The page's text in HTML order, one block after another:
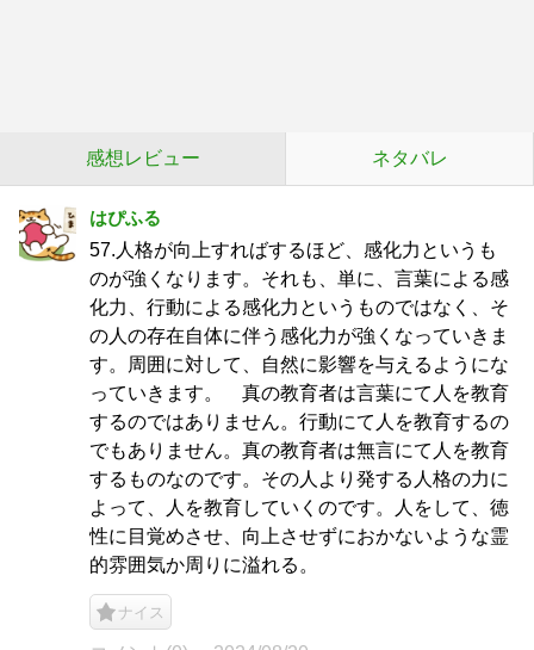
感想レビュー ネタバレ
はぴふる
57.人格が向上すればするほど、感化力というも
のが強くなります。それも、単に、言葉による感
化力、行動による感化力というものではなく、そ
の人の存在自体に伴う感化力が強くなっていきま
す。周囲に対して、自然に影響を与えるようにな
っていきます。 真の教育者は言葉にて人を教育
するのではありません。行動にて人を教育するの
でもありません。真の教育者は無言にて人を教育
するものなのです。その人より発する人格の力に
よって、人を教育していくのです。人をして、徳
性に目覚めさせ、向上させずにおかないような霊
的雰囲気か周りに溢れる。
ナイス